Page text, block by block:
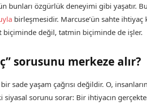
bunları özgürlük deneyimi gibi yaşatır.
birleşmesidir. Marcuse’ün sahte ihtiyaç
biçiminde değil, tatmin biçiminde de işler.
sorusunu merkeze alır?
sade yaşam çağrısı değildir. O,
sorunu sorar: Bir ihtiyacın